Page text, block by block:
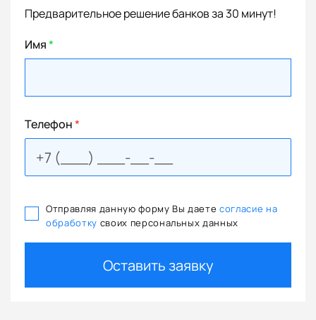
Предварительное решение банков за 30 минут!
Имя*
Телефон*
Отправляя данную форму Вы даете согласие на
обработку своих персональных данных
Оставить заявку